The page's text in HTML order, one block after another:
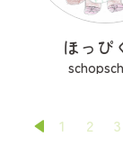
ほっぴ
1 2 3